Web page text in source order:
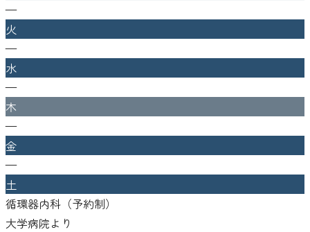
—
火
—
水
—
木
—
金
—
土
循環器内科（予約制）
大学病院より